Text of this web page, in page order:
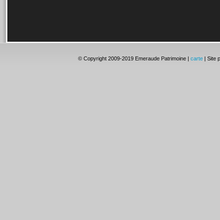
© Copyright 2009-2019 Emeraude Patrimoine |carte | Site